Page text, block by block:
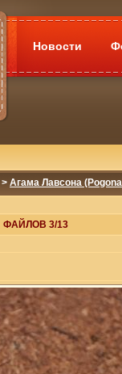
Новости
> Агама Лавсона
ФАЙЛОВ 3/13